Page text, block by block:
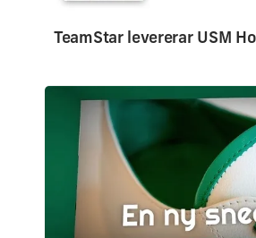
TeamStar levererar USM